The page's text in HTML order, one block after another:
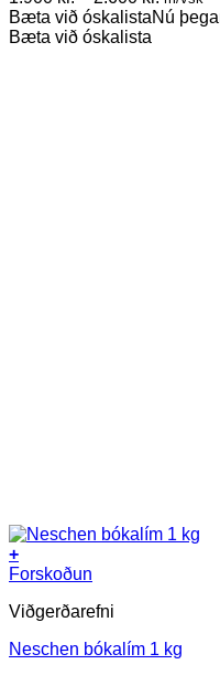
may
be
range:
Bæta við óskalistaNú
Bæta við óskalista
+
Forskoðun
Viðgerðarefni
Neschen bókalím 1 kg